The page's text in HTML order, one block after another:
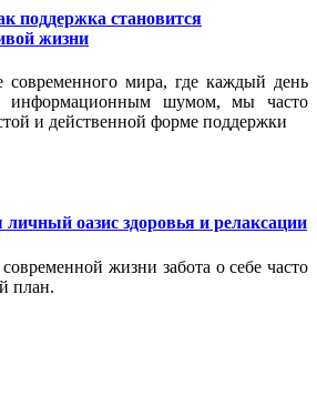
поддержка становится
жизни
мира, где каждый день
информационным шумом, мы часто
и действенной форме поддержки
оазис здоровья и релаксации
жизни забота о себе часто
план.